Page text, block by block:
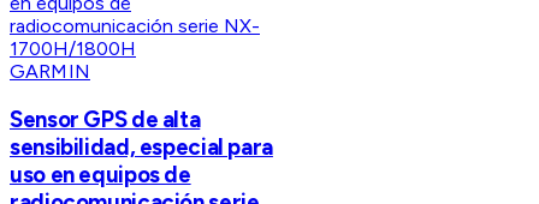
GARMIN
Sensor GPS de alta
sensibilidad, especial para
uso en equipos de